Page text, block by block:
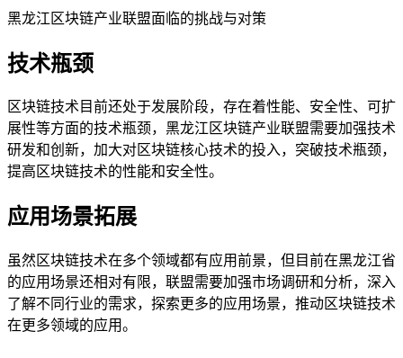
黑龙江区块链产业联盟面临的挑战与对策
技术瓶颈
区块链技术目前还处于发展阶段，存在着性能、安全性、可扩
展性等方面的技术瓶颈，黑龙江区块链产业联盟需要加强技术
研发和创新，加大对区块链核心技术的投入，突破技术瓶颈，
提高区块链技术的性能和安全性。
应用场景拓展
虽然区块链技术在多个领域都有应用前景，但目前在黑龙江省
的应用场景还相对有限，联盟需要加强市场调研和分析，深入
了解不同行业的需求，探索更多的应用场景，推动区块链技术
在更多领域的应用。